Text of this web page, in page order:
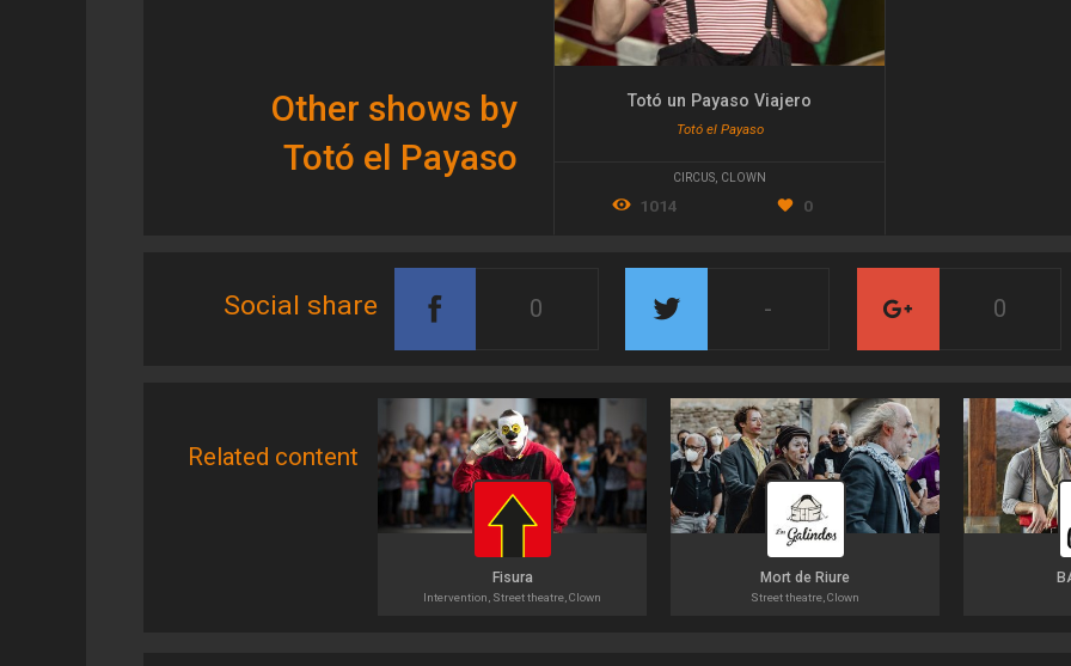
Other shows by
Totó el Payaso
Totó un Payaso Viajero
Totó el Payaso
CIRCUS CLOWN
1014 0
Social share 0 - 0
Related content
Fisura
Intervention, Street theatre, Clown
Mort de Riure
Street theatre, Clown